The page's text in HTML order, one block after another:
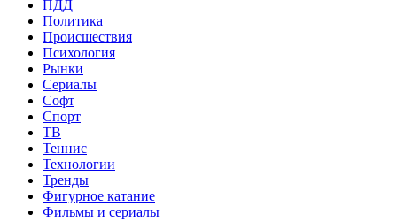
ПДД
Политика
Происшествия
Психология
Рынки
Сериалы
Софт
Спорт
ТВ
Теннис
Технологии
Тренды
Фигурное катание
Фильмы и сериалы